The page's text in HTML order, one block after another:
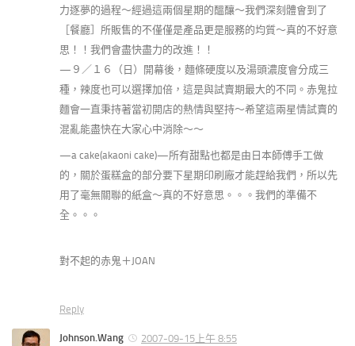
力逐夢的過程～經過這兩個星期的醞釀～我們深刻體會到了
［餐廳］所販售的不僅僅是產品更是服務的均質～真的不好意
思！！我們會盡快盡力的改進！！
—９／１６（日）開幕後，麵條硬度以及湯頭濃度會分成三
種，辣度也可以選擇加倍，這是與試賣期最大的不同。赤鬼拉
麵會一直秉持著當初開店的熱情與堅持～希望這兩星情試賣的
混亂能盡快在大家心中消除～～
—a cake(akaoni cake)—所有甜點也都是由日本師傅手工做
的，關於蛋糕盒的部分要下星期印刷廠才能趕給我們，所以先
用了毫無關聯的紙盒～真的不好意思。。。我們的準備不
全。。。
對不起的赤鬼＋JOAN
Reply
Johnson.Wang
2007-09-15上午 8:55